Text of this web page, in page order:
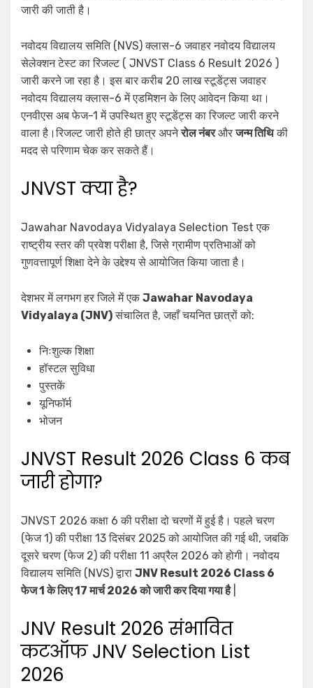
जारी की जाती है।
नवोदय विद्यालय समिति (NVS) क्लास-6 जवाहर नवोदय विद्यालय
सेलेक्शन टेस्ट का रिजल्ट ( JNVST Class 6 Result 2026 )
जारी करने जा रहा है। इस बार करीब 20 लाख स्टूडेंट्स जवाहर
नवोदय विद्यालय क्लास-6 में एडमिशन के लिए आवेदन किया था।
एनवीएस अब फेज-1 में उपस्थित हुए स्टूडेंट्स का रिजल्ट जारी करने
वाला है।रिजल्ट जारी होते ही छात्र अपनेरोल नंबरऔरजन्म तिथिकी
मदद से परिणाम चेक कर सकते हैं।
JNVST क्या है?
Jawahar Navodaya Vidyalaya Selection Test एक
राष्ट्रीय स्तर की प्रवेश परीक्षा है, जिसे ग्रामीण प्रतिभाओं को
गुणवत्तापूर्ण शिक्षा देने के उद्देश्य से आयोजित किया जाता है।
देशभर में लगभग हर जिले में एक Jawahar Navodaya
Vidyalaya (JNV)संचालित है, जहाँ चयनित छात्रों को:
निःशुल्क शिक्षा
हॉस्टल सुविधा
पुस्तकें
यूनिफॉर्म
भोजन
JNVST Result 2026 Class 6 कब
जारी होगा?
JNVST 2026 कक्षा 6 की परीक्षा दो चरणों में हुई है। पहले चरण
(फेज 1) की परीक्षा 13 दिसंबर 2025 को आयोजित की गई थी, जबकि
दूसरे चरण (फेज 2) की परीक्षा 11 अप्रैल 2026 को होगी। नवोदय
विद्यालय समिति (NVS) द्वारा JNV Result 2026 Class 6
फेज 1 के लिए 17 मार्च 2026 को जारी कर दिया गया है|
JNV Result 2026 संभावित
कटऑफ JNV Selection List
2026